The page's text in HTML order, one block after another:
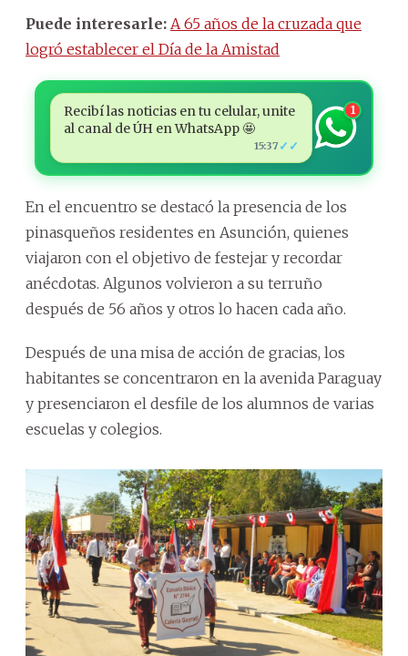
Puede interesarle: A 65 años de la cruzada que
logró establecer el Día de la Amistad
Recibí las noticias en tu celular, unite
al canal de ÚH en WhatsApp 🤩
15:37 ✓✓
1
En el encuentro se destacó la presencia de los
pinasqueños residentes en Asunción, quienes
viajaron con el objetivo de festejar y recordar
anécdotas. Algunos volvieron a su terruño
después de 56 años y otros lo hacen cada año.
Después de una misa de acción de gracias, los
habitantes se concentraron en la avenida Paraguay
y presenciaron el desfile de los alumnos de varias
escuelas y colegios.